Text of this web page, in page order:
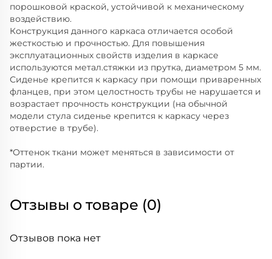
порошковой краской, устойчивой к механическому
воздействию.
Конструкция данного каркаса отличается особой
жесткостью и прочностью. Для повышения
эксплуатационных свойств изделия в каркасе
используются метал.стяжки из прутка, диаметром 5 мм.
Сиденье крепится к каркасу при помощи приваренных
фланцев, при этом целостность трубы не нарушается и
возрастает прочность конструкции (на обычной
модели стула сиденье крепится к каркасу через
отверстие в трубе).
*Оттенок ткани может меняться в зависимости от
партии.
Отзывы о товаре (0)
Отзывов пока нет